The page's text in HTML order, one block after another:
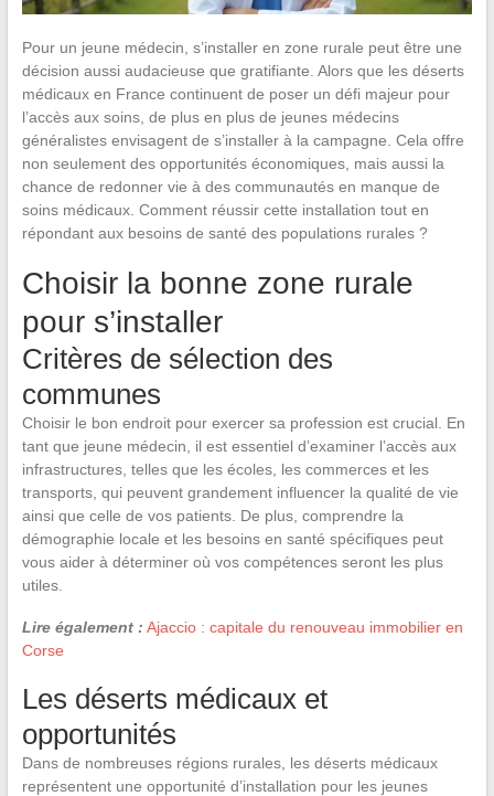
Pour un jeune médecin, s’installer en zone rurale peut être une
décision aussi audacieuse que gratifiante. Alors que les déserts
médicaux en France continuent de poser un défi majeur pour
l’accès aux soins, de plus en plus de jeunes médecins
généralistes envisagent de s’installer à la campagne. Cela offre
non seulement des opportunités économiques, mais aussi la
chance de redonner vie à des communautés en manque de
soins médicaux. Comment réussir cette installation tout en
répondant aux besoins de santé des populations rurales ?
Choisir la bonne zone rurale
pour s’installer
Critères de sélection des
communes
Choisir le bon endroit pour exercer sa profession est crucial. En
tant que jeune médecin, il est essentiel d’examiner l’accès aux
infrastructures, telles que les écoles, les commerces et les
transports, qui peuvent grandement influencer la qualité de vie
ainsi que celle de vos patients. De plus, comprendre la
démographie locale et les besoins en santé spécifiques peut
vous aider à déterminer où vos compétences seront les plus
utiles.
Lire également : Ajaccio : capitale du renouveau immobilier en
Corse
Les déserts médicaux et
opportunités
Dans de nombreuses régions rurales, les déserts médicaux
représentent une opportunité d’installation pour les jeunes